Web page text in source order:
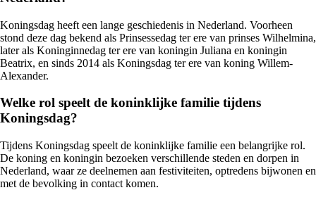
Koningsdag heeft een lange geschiedenis in Nederland. Voorheen
stond deze dag bekend als Prinsessedag ter ere van prinses Wilhelmina,
later als Koninginnedag ter ere van koningin Juliana en koningin
Beatrix, en sinds 2014 als Koningsdag ter ere van koning Willem-
Alexander.
Welke rol speelt de koninklijke familie tijdens
Koningsdag?
Tijdens Koningsdag speelt de koninklijke familie een belangrijke rol.
De koning en koningin bezoeken verschillende steden en dorpen in
Nederland, waar ze deelnemen aan festiviteiten, optredens bijwonen en
met de bevolking in contact komen.